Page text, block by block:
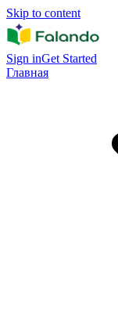
Skip to content
Sign inGet Started
Главная